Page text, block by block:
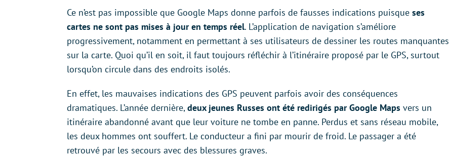
Ce n’est pas impossible que Google Maps donne parfois de fausses indications puisque ses
cartes ne sont pas mises à jour en temps réel. L’application de navigation s’améliore
progressivement, notamment en permettant à ses utilisateurs de dessiner les routes manquantes
sur la carte. Quoi qu’il en soit, il faut toujours réfléchir à l’itinéraire proposé par le GPS, surtout
lorsqu’on circule dans des endroits isolés.
En effet, les mauvaises indications des GPS peuvent parfois avoir des conséquences
dramatiques. L’année dernière,deux jeunes Russes ont été redirigés par Google Maps vers un
itinéraire abandonné avant que leur voiture ne tombe en panne. Perdus et sans réseau mobile,
les deux hommes ont souffert. Le conducteur a fini par mourir de froid. Le passager a été
retrouvé par les secours avec des blessures graves.